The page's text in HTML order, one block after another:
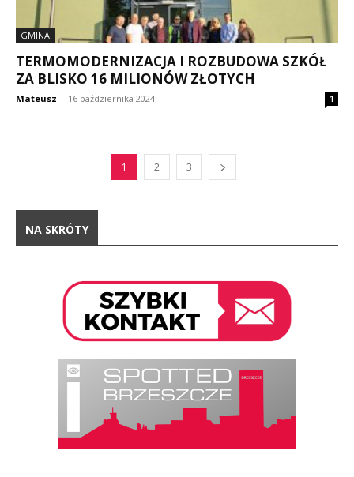
GMINA
TERMOMODERNIZACJA I ROZBUDOWA SZKÓŁ
ZA BLISKO 16 MILIONÓW ZŁOTYCH
Mateusz - 16 października 2024 1
1 2 3
NA SKRÓTY